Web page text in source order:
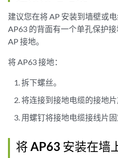
建议您在将 AP 安装到墙壁或
AP63 的背面有一个单孔保护
AP 接地。
将 AP63 接地：
拆下螺丝。
将连接到接地电缆的接地片
用螺钉将接地电缆接线片固
将 AP63 安装在墙